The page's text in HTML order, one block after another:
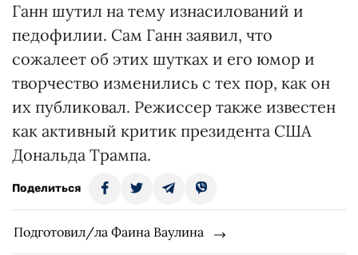
Ганн шутил на тему изнасилований и
педофилии. Сам Ганн заявил, что
сожалеет об этих шутках и его юмор и
творчество изменились с тех пор, как он
их публиковал. Режиссер также известен
как активный критик президента США
Дональда Трампа.
Поделиться
Подготовил/ла Фаина Ваулина